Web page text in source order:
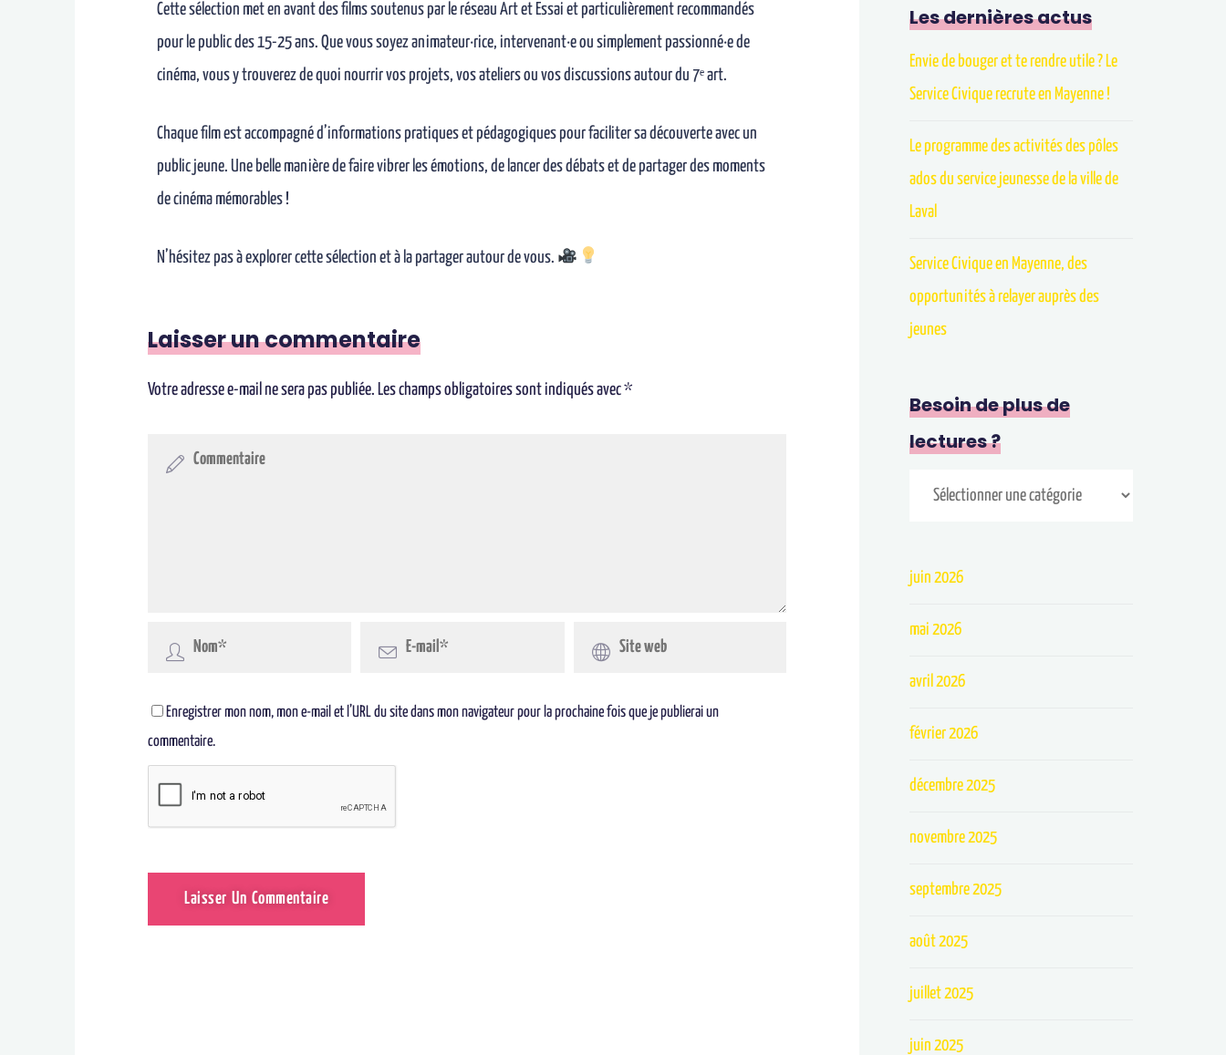
Cette sélection met en avant des films soutenus par le réseau Art et Essai et particulièrement recommandés
pour le public des 15-25 ans. Que vous soyez animateur·rice, intervenant·e ou simplement passionné·e de
cinéma, vous y trouverez de quoi nourrir vos projets, vos ateliers ou vos discussions autour du 7ᵉ art.
Chaque film est accompagné d’informations pratiques et pédagogiques pour faciliter sa découverte avec un
public jeune. Une belle manière de faire vibrer les émotions, de lancer des débats et de partager des moments
de cinéma mémorables !
N’hésitez pas à explorer cette sélection et à la partager autour de vous.
Laisser un commentaire
Votre adresse e-mail ne sera pas publiée. Les champs obligatoires sont indiqués avec*
Enregistrer mon nom, mon e-mail et l’URL du site dans mon navigateur pour la prochaine fois que je publierai un
commentaire.
Les dernières actus
Envie de bouger et te rendre utile ? Le
Service Civique recrute en Mayenne !
Le programme des activités des pôles
ados du service jeunesse de la ville de
Laval
Service Civique en Mayenne, des
opportunités à relayer auprès des
jeunes
Besoin de plus de
lectures ?
juin 2026
mai 2026
avril 2026
février 2026
décembre 2025
novembre 2025
septembre 2025
août 2025
juillet 2025
juin 2025